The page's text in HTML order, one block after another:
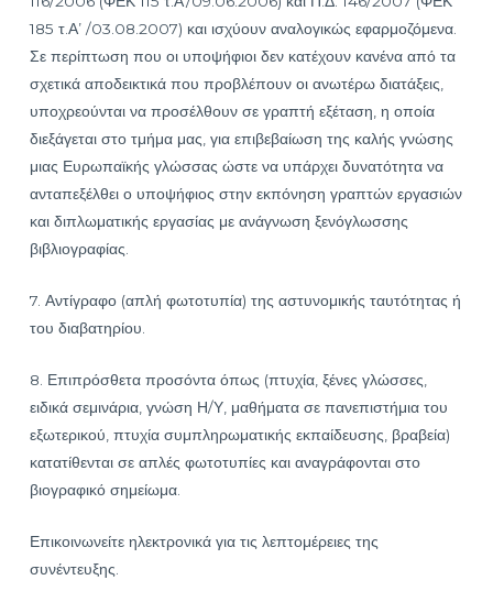
185 τ.Α’ /03.08.2007) και ισχύουν αναλογικώς εφαρμοζόμενα.
Σε περίπτωση που οι υποψήφιοι δεν κατέχουν κανένα από τα
σχετικά αποδεικτικά που προβλέπουν οι ανωτέρω διατάξεις,
υποχρεούνται να προσέλθουν σε γραπτή εξέταση, η οποία
διεξάγεται στο τμήμα μας, για επιβεβαίωση της καλής γνώσης
μιας Ευρωπαϊκής γλώσσας ώστε να υπάρχει δυνατότητα να
ανταπεξέλθει ο υποψήφιος στην εκπόνηση γραπτών εργασιών
και διπλωματικής εργασίας με ανάγνωση ξενόγλωσσης
βιβλιογραφίας.
7. Αντίγραφο (απλή φωτοτυπία) της αστυνομικής ταυτότητας ή
του διαβατηρίου.
8. Επιπρόσθετα προσόντα όπως (πτυχία, ξένες γλώσσες,
ειδικά σεμινάρια, γνώση Η/Υ, μαθήματα σε πανεπιστήμια του
εξωτερικού, πτυχία συμπληρωματικής εκπαίδευσης, βραβεία)
κατατίθενται σε απλές φωτοτυπίες και αναγράφονται στο
βιογραφικό σημείωμα.
Επικοινωνείτε ηλεκτρονικά για τις λεπτομέρειες της
συνέντευξης.